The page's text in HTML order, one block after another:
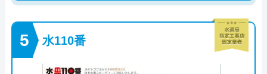
水110番